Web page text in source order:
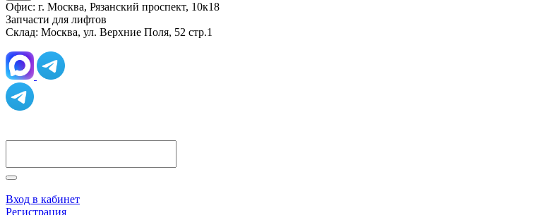
Офис: г. Москва, Рязанский проспект, 10к18
Запчасти для лифтов
Склад: Москва, ул. Верхние Поля, 52 стр.1
Вход в кабинет
Регистрация